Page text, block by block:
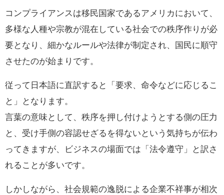
コンプライアンスは移民国家であるアメリカにおいて、
多様な人種や宗教が混在している社会での秩序作りが必
要となり、細かなルールや法律が制定され、国民に順守
させたのが始まりです。
従って日本語に直訳すると「要求、命令などに応じるこ
と」となります。
言葉の意味として、秩序を押し付けようとする側の圧力
と、受け手側の容認せざるを得ないという気持ちが伝わ
ってきますが、ビジネスの場面では「法令遵守」と訳さ
れることが多いです。
しかしながら、社会規範の逸脱による企業不祥事が相次